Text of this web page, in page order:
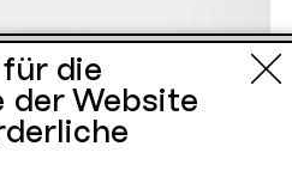
Künste
die
der Website